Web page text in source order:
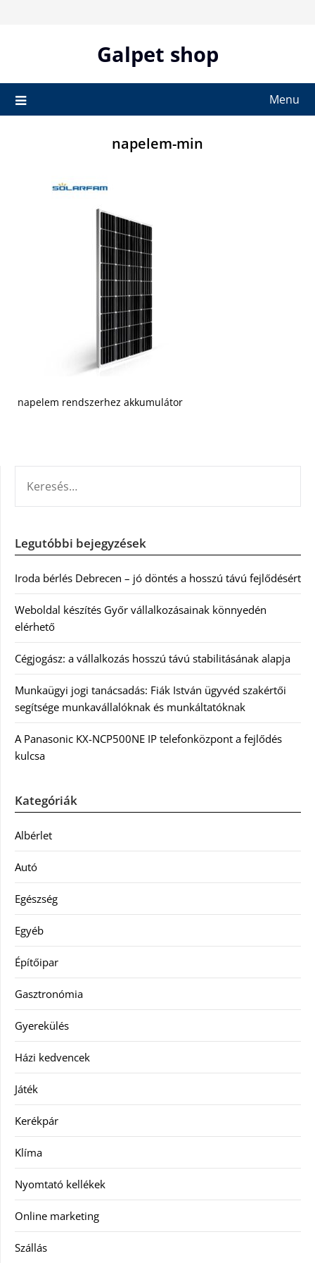
Galpet shop
Menu
napelem-min
napelem rendszerhez akkumulátor
Legutóbbi bejegyzések
Iroda bérlés Debrecen – jó döntés a hosszú távú fejlődésért
Weboldal készítés Győr vállalkozásainak könnyedén
elérhető
Cégjogász: a vállalkozás hosszú távú stabilitásának alapja
Munkaügyi jogi tanácsadás: Fiák István ügyvéd szakértői
segítsége munkavállalóknak és munkáltatóknak
A Panasonic KX-NCP500NE IP telefonközpont a fejlődés
kulcsa
Kategóriák
Albérlet
Autó
Egészség
Egyéb
Építőipar
Gasztronómia
Gyerekülés
Házi kedvencek
Játék
Kerékpár
Klíma
Nyomtató kellékek
Online marketing
Szállás